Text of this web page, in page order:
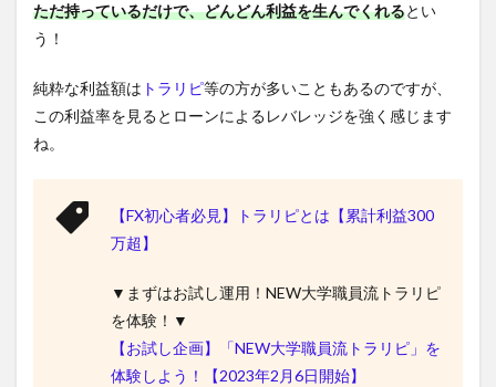
ただ持っているだけで、どんどん利益を生んでくれるとい
う！
純粋な利益額は トラリピ等の方が多いこともあるのですが、
この利益率を見るとローンによるレバレッジを強く感じます
ね。
【FX初心者必見】トラリピとは【累計利益300
万超】
▼まずはお試し運用！NEW大学職員流トラリピ
を体験！▼
【お試し企画】「NEW大学職員流トラリピ」を
体験しよう！【2023年2月6日開始】